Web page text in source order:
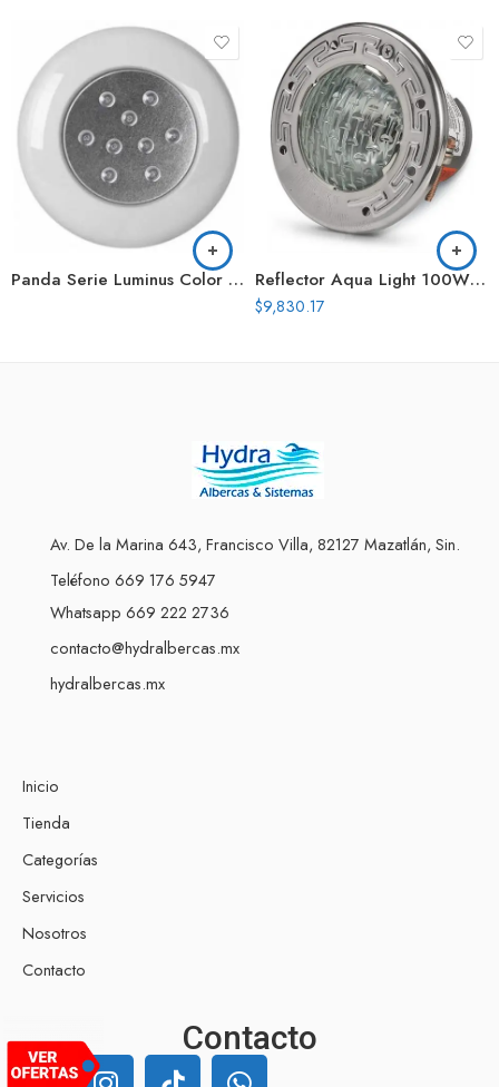
Panda Serie Luminus Color 4 Pulg 9W 12V Reflector Aqua Light 100W 120V Cable 50 Pies
$9,830.17
Av. De la Marina 643, Francisco Villa, 82127 Mazatlán, Sin.
Teléfono 669 176 5947
Whatsapp 669 222 2736
contacto@hydralbercas.mx
hydralbercas.mx
Inicio
Tienda
Categorías
Servicios
Nosotros
Contacto
Contacto